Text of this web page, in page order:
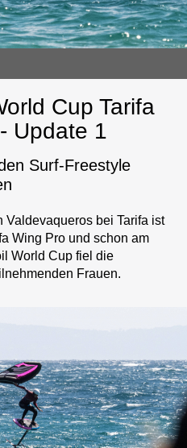
Cup Tarifa
Update 1
Surf-Freestyle
Valdevaqueros bei Tarifa ist
Wing Pro und schon am
World Cup fiel die
Frauen.